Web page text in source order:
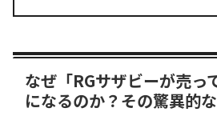
なぜ「RGサザビーが売っ
になるのか？その驚異的